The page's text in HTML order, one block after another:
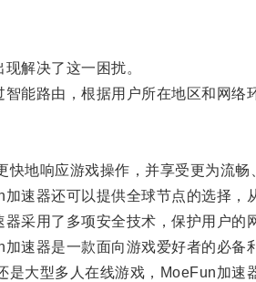
解决了这一困扰。
路由，根据用户所在地区和网络
地响应游戏操作，并享受更为流畅
器还可以提供全球节点的选择，
用了多项安全技术，保护用户的
器是一款面向游戏爱好者的必备
大型多人在线游戏，MoeFun加速